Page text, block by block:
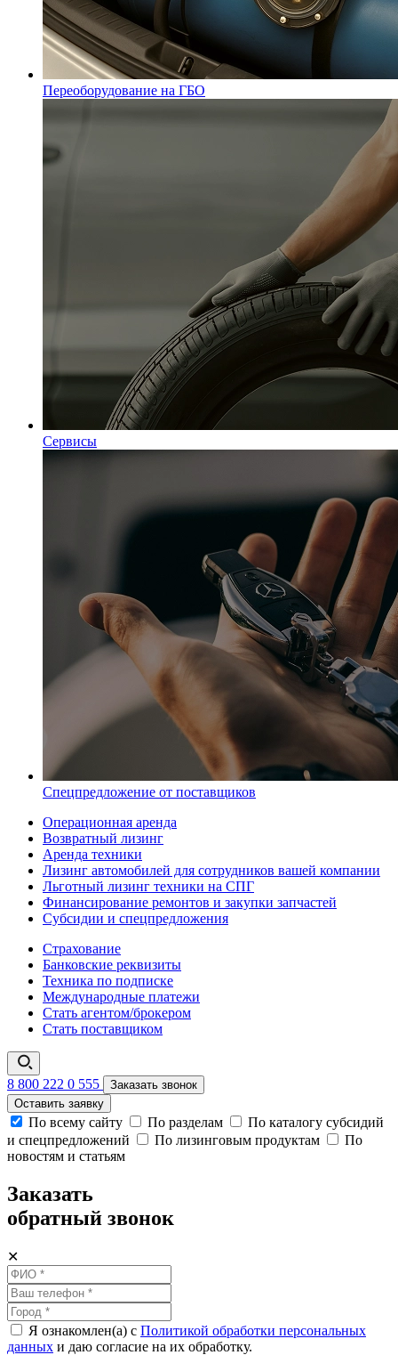
Переоборудование на ГБО
Сервисы
Спецпредложение от поставщиков
Операционная аренда
Возвратный лизинг
Аренда техники
Лизинг автомобилей для сотрудников вашей компании
Льготный лизинг техники на СПГ
Финансирование ремонтов и закупки запчастей
Субсидии и спецпредложения
Страхование
Банковские реквизиты
Техника по подписке
Международные платежи
Стать агентом/брокером
Стать поставщиком
8 800 222 0 555
Заказать звонок
Оставить заявку
По всему сайту По разделам
По каталогу субсидий
и спецпредложений
По лизинговым продуктам
По
новостям и статьям
Заказать
обратный звонок
✕
Я ознакомлен(а) с Политикой обработки персональных
данных и даю согласие на их обработку.